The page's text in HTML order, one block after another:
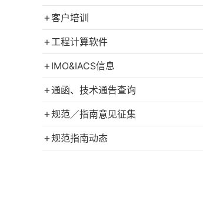
+客户培训
+工程计算软件
+ IMO&IACS信息
+通函、技术通告查询
+规范／指南意见征集
+规范指南动态